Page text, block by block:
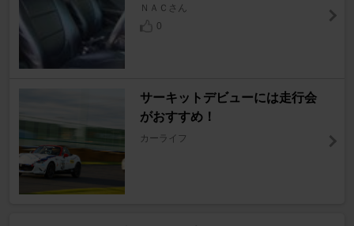
ＮＡＣさん
0
サーキットデビューには走行会
がおすすめ！
カーライフ